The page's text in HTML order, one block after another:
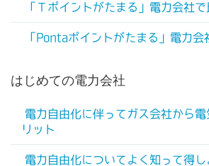
「Ｔポイントがたまる」電力会社で
「Pontaポイントがたまる」電力会
はじめての電力会社
電力自由化に伴ってガス会社から電
リット
電力自由化についてよく知って得し